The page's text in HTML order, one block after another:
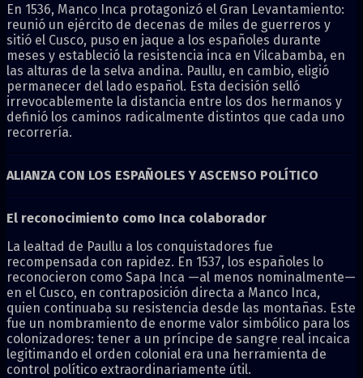
En 1536, Manco Inca protagonizó el Gran Levantamiento:
reunió un ejército de decenas de miles de guerreros y
sitió el Cusco, puso en jaque a los españoles durante
meses y estableció la resistencia inca en Vilcabamba, en
las alturas de la selva andina. Paullu, en cambio, eligió
permanecer del lado español. Esta decisión selló
irrevocablemente la distancia entre los dos hermanos y
definió los caminos radicalmente distintos que cada uno
recorrería.
ALIANZA CON LOS ESPAÑOLES Y ASCENSO POLÍTICO
El reconocimiento como Inca colaborador
La lealtad de Paullu a los conquistadores fue
recompensada con rapidez. En 1537, los españoles lo
reconocieron como Sapa Inca —al menos nominalmente—
en el Cusco, en contraposición directa a Manco Inca,
quien continuaba su resistencia desde las montañas. Este
fue un nombramiento de enorme valor simbólico para los
colonizadores: tener a un príncipe de sangre real incaica
legitimando el orden colonial era una herramienta de
control político extraordinariamente útil.